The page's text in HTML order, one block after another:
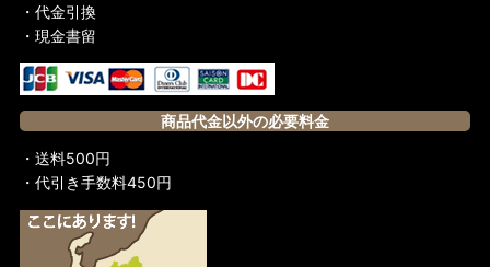
・代金引換
・現金書留
商品代金以外の必要料金
・送料500円
・代引き手数料450円